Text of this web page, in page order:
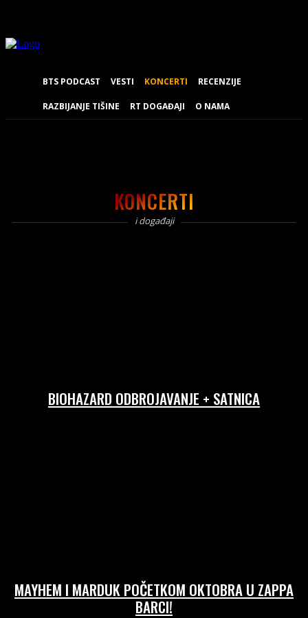
BTS PODCAST VESTI KONCERTI RECENZIJE
RAZBIJANJE TIŠINE RT DOGAĐAJI O NAMA
KONCERTI
i događaji
BIOHAZARD ODBROJAVANJE + SATNICA
MAYHEM I MARDUK POČETKOM OKTOBRA U ZAPPA
BARCI!